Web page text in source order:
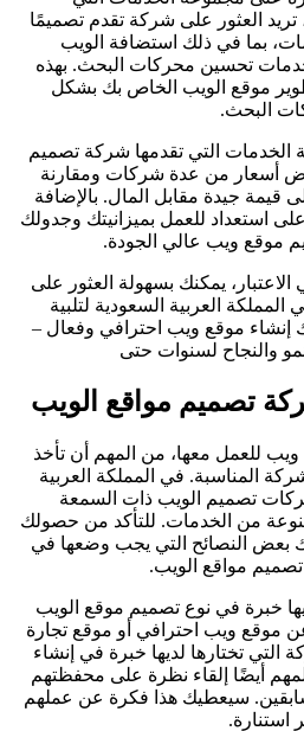
تريد العثور على شركة تقدم تصميمًا
بما في ذلك استضافة الويب
تحسين محركات البحث. بهذه
موقع الويب الخاص بك بشكل
البحث.
الخدمات التي تقدمها شركة تصميم
أسعار من عدة شركات ومقارنة
قيمة جيدة مقابل المال. بالإضافة
استعداد للعمل بميزانيتك وجدولك
موقع ويب عالي الجودة.
يمكنك بسهولة العثور على
العربية السعودية لتلبية
إنشاء موقع ويب احترافي وفعال –
والنجاح لسنوات حتى
تصميم مواقع الويب
للعمل معها، من المهم أن تأخذ
المناسبة. في المملكة العربية
تصميم الويب ذات السمعة
من الخدمات. للتأكد من حصولك
بعض النصائح التي يجب وضعها في
تصميم مواقع الويب.
خبرة في نوع تصميم موقع الويب
موقع ويب احترافي أو موقع تجارة
التي تختارها لديها خبرة في إنشاء
أيضًا إلقاء نظرة على محفظتهم
سيعطيك هذا فكرة عن عملهم
استنارة.